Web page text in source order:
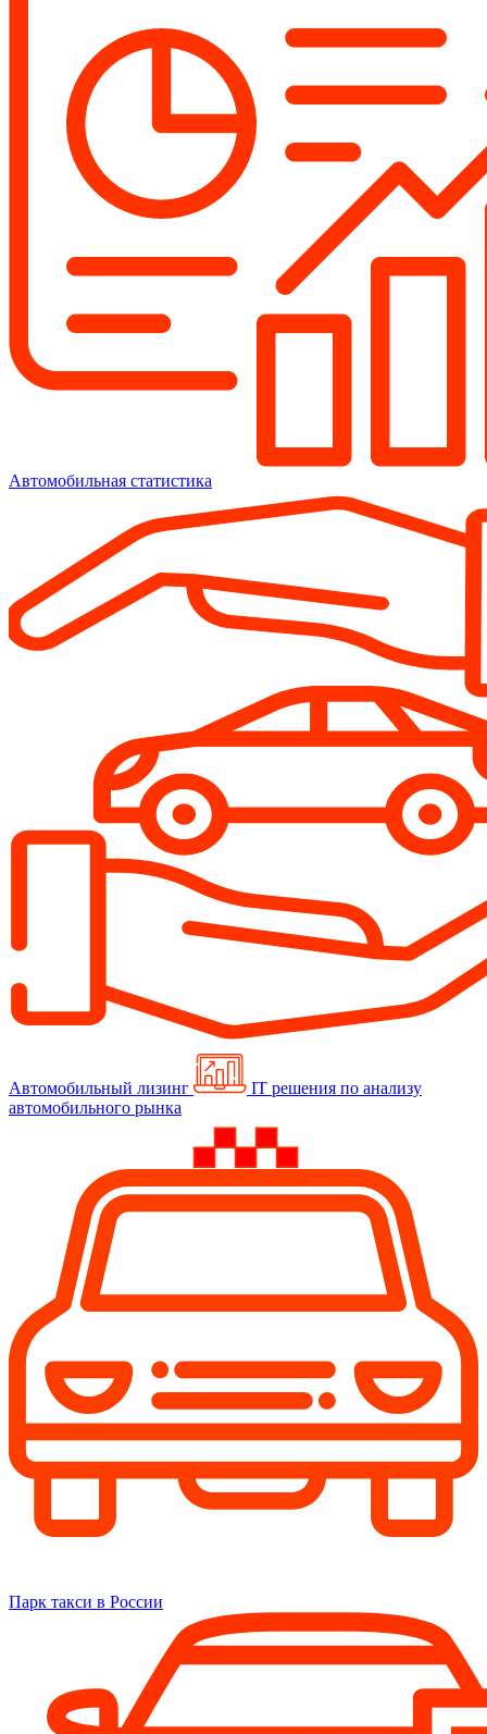
Автомобильная статистика
Автомобильный лизинг
IT решения по анализу
автомобильного рынка
Парк такси в России